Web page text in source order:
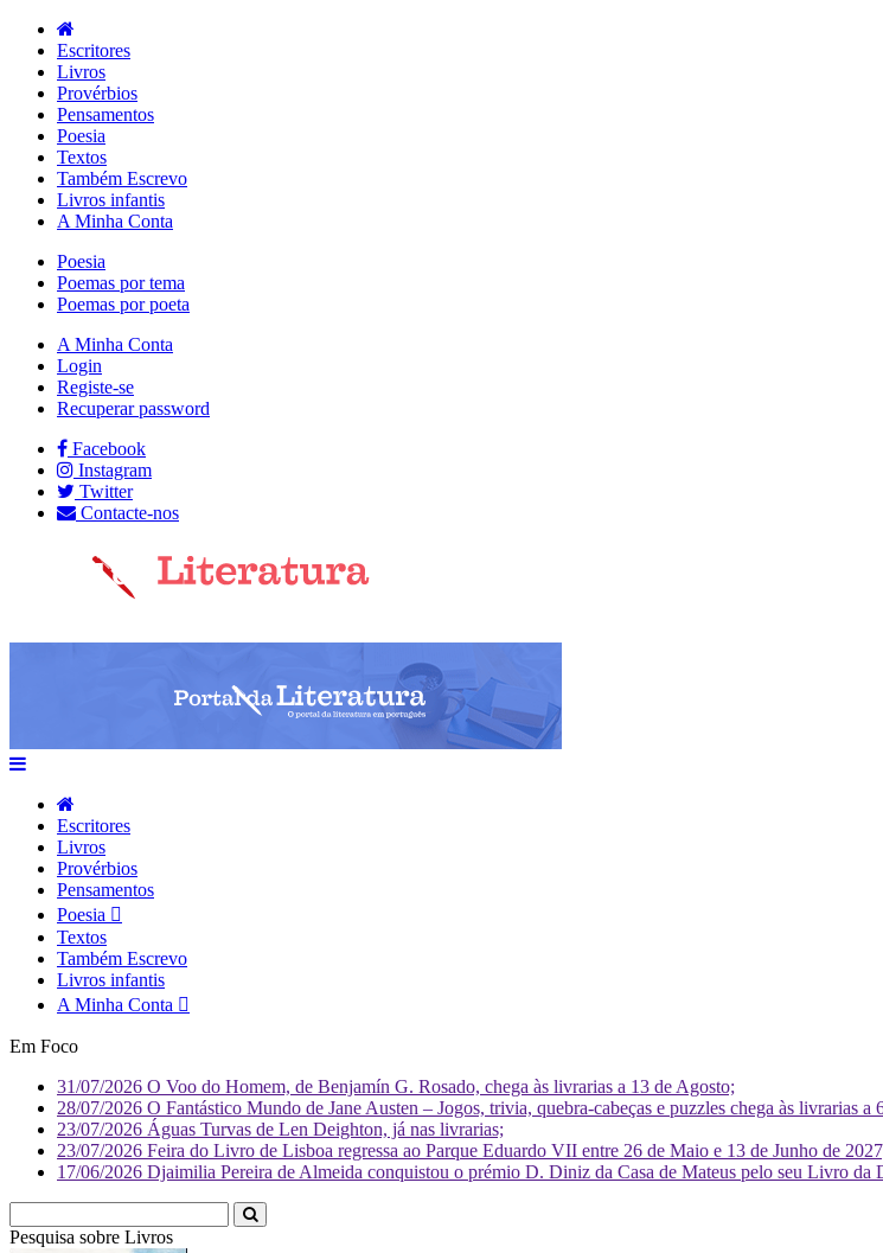
Escritores
Livros
Provérbios
Pensamentos
Poesia
Textos
Também Escrevo
Livros infantis
A Minha Conta
Poesia
Poemas por tema
Poemas por poeta
A Minha Conta
Login
Registe-se
Recuperar password
Facebook
Instagram
Twitter
Contacte-nos
Escritores
Livros
Provérbios
Pensamentos
Poesia
Textos
Também Escrevo
Livros infantis
A Minha Conta
Em Foco
31/07/2026 O Voo do Homem, de Benjamín G. Rosado, chega às livrarias a 13 de Agosto;
28/07/2026 O Fantástico Mundo de Jane Austen – Jogos, trivia, quebra-cabeças e puzzles chega às livrarias a
23/07/2026 Águas Turvas de Len Deighton, já nas livrarias;
23/07/2026 Feira do Livro de Lisboa regressa ao Parque Eduardo VII entre 26 de Maio e 13 de Junho de
17/06/2026 Djaimilia Pereira de Almeida conquistou o prémio D. Diniz da Casa de Mateus pelo seu Livro da
Pesquisa sobre Livr